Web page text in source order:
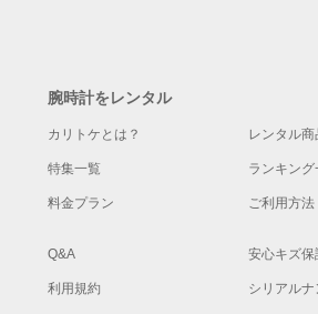
腕時計をレンタル
カリトケとは？ レンタル商
特集一覧 ランキング
料金プラン ご利用方法
Q&A 安心キズ保
利用規約 シリアル